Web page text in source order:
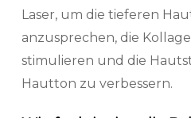
Laser, um die tieferen
anzusprechen, die
stimulieren und die
Hautton zu verbessern.